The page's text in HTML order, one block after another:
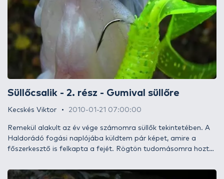
csak mímeli ezt a műfajt. Mi alapján? A vezetési technika
különbözteti meg a sikeres és a sikertelen sporttársakat.
Süllőcsalik - 2. rész - Gumival süllőre
Kecskés Viktor 2010-01-21 07:00:00
Remekül alakult az év vége számomra süllők tekintetében. A
Haldorádó fogási naplójába küldtem pár képet, amire a
főszerkesztő is felkapta a fejét. Rögtön tudomásomra hozta,
bemutató írás: „a téma időszerű és sokakat érdekel.”